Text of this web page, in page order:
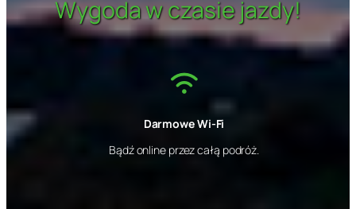
Wygoda w czasie jazdy!
Darmowe Wi-Fi
Bądź online przez całą podróż.